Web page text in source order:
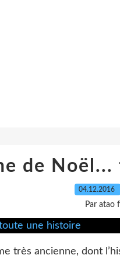
de
04.12.2016
Par atao
très ancienne, dont